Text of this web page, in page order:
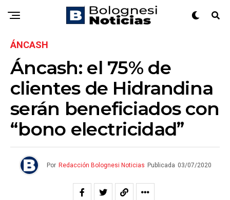
ÁNCASH
Áncash: el 75% de
clientes de Hidrandina
serán beneficiados con
“bono electricidad”
Por Redacción Bolognesi Noticias Publicada 03/07/2020